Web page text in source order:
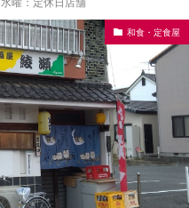
和食・定食屋